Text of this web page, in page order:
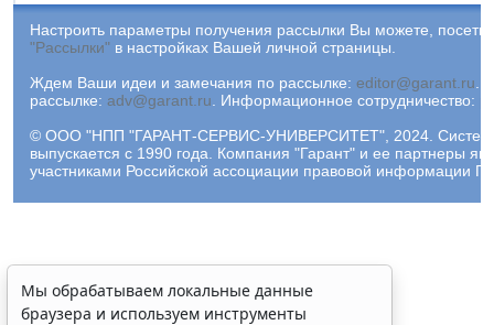
Настроить параметры получения рассылки Вы можете,
"Рассылки" в настройках Вашей личной страницы.
Ждем Ваши идеи и замечания по рассылке: editor@garant.ru.
рассылке: adv@garant.ru. Информационное сотрудничество:
© ООО "НПП "ГАРАНТ-СЕРВИС-УНИВЕРСИТЕТ", 2024.
выпускается с 1990 года. Компания "Гарант" и ее партнеры
участниками Российской ассоциации правовой информации
Мы обрабатываем локальные данные
браузера и используем инструменты